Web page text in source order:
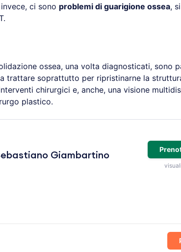
invece, ci sono problemi di guarigione ossea,
ossea, una volta diagnosticati, sono
trattare soprattutto per ripristinarne la
chirurgici e, anche, una visione
plastico.
Giambartino